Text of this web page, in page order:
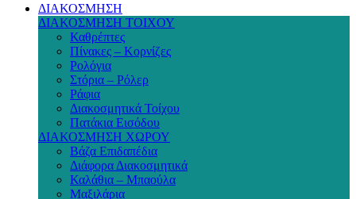
ΔΙΑΚΟΣΜΗΣΗ
ΔΙΑΚΟΣΜΗΣΗ ΤΟΙΧΟΥ
Καθρέπτες
Πίνακες – Κορνίζες
Ρολόγια
Στόρια – Ρόλερ
Ράφια
Διακοσμητικά Τοίχου
Πατάκια Εισόδου
ΔΙΑΚΟΣΜΗΣΗ ΧΩΡΟΥ
Βάζα Επιδαπέδια
Διάφορα Διακοσμητικά
Καλάθια – Μπαούλα
Μαξιλάρια